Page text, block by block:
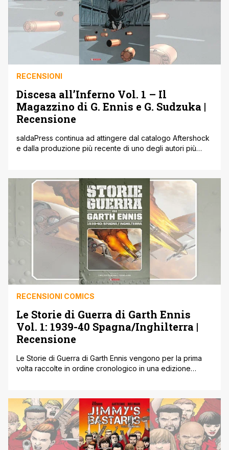
RECENSIONI
Discesa all’Inferno Vol. 1 – Il
Magazzino di G. Ennis e G. Sudzuka |
Recensione
saldaPress continua ad attingere dal catalogo Aftershock
e dalla produzione più recente di uno degli autori più
presentazione avendo attraversato trasversalmente, con
il suo stile caustico, tutti i tipi di narrazione da quella
supereroistica più 'classica' fino alle lande [']
RECENSIONI COMICS
Le Storie di Guerra di Garth Ennis
Vol. 1: 1939-40 Spagna/Inghilterra |
Recensione
Le Storie di Guerra di Garth Ennis vengono per la prima
volta raccolte in ordine cronologico in una edizione
amanti del buon fumetto. saldaPress promuove sempre
con il giusto entusiasmo le proprie novità ma non è una [']